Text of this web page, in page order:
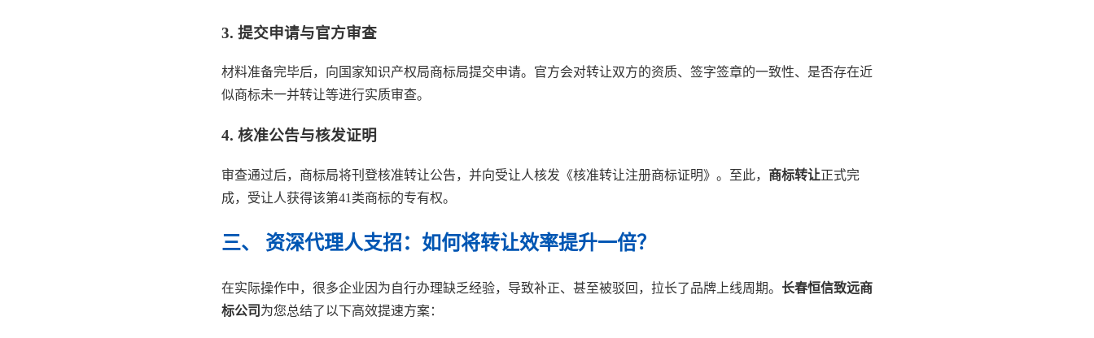
3. 提交申请与官方审查
材料准备完毕后，向国家知识产权局商标局提交申请。官方会对转让双方的资质、签字签章的一致性、是否存在近
似商标未一并转让等进行实质审查。
4. 核准公告与核发证明
审查通过后，商标局将刊登核准转让公告，并向受让人核发《核准转让注册商标证明》。至此， 商标转让正式完
成，受让人获得该第41类商标的专有权。
三、 资深代理人支招：如何将转让效率提升一倍？
在实际操作中，很多企业因为自行办理缺乏经验，导致补正、甚至被驳回，拉长了品牌上线周期。 长春恒信致远商
标公司 为您总结了以下高效提速方案：